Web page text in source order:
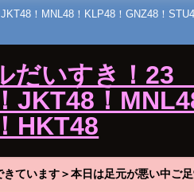
！MNL48！KLP48！GNZ48！
だいすき！23
！
HKT48
ています＞本日は足元が悪い中ご足